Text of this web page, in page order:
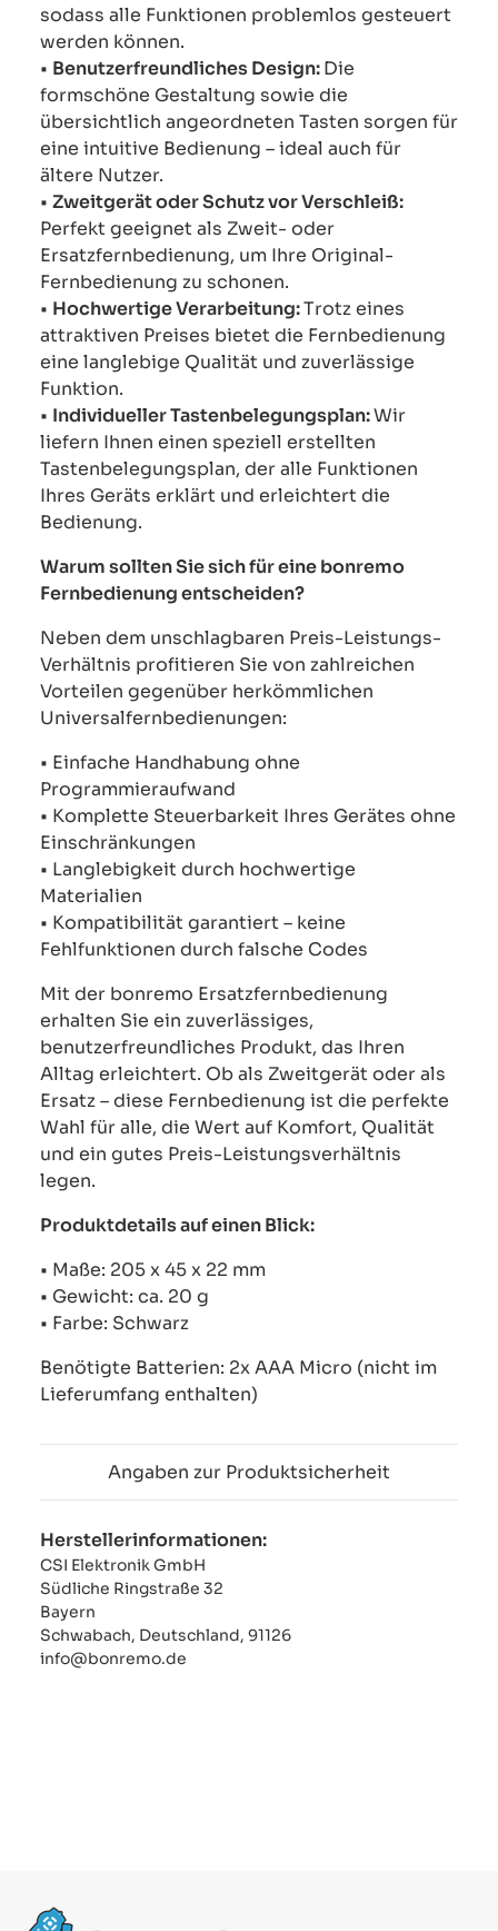
sodass alle Funktionen problemlos gesteuert
werden können.
• Benutzerfreundliches Design:Die
formschöne Gestaltung sowie die
übersichtlich angeordneten Tasten sorgen für
eine intuitive Bedienung – ideal auch für
ältere Nutzer.
• Zweitgerät oder Schutz vor Verschleiß:
Perfekt geeignet als Zweit- oder
Ersatzfernbedienung, um Ihre Original-
Fernbedienung zu schonen.
• Hochwertige Verarbeitung:Trotz eines
attraktiven Preises bietet die Fernbedienung
eine langlebige Qualität und zuverlässige
Funktion.
• Individueller Tastenbelegungsplan:Wir
liefern Ihnen einen speziell erstellten
Tastenbelegungsplan, der alle Funktionen
Ihres Geräts erklärt und erleichtert die
Bedienung.
Warum sollten Sie sich für eine bonremo
Fernbedienung entscheiden?
Neben dem unschlagbaren Preis-Leistungs-
Verhältnis profitieren Sie von zahlreichen
Vorteilen gegenüber herkömmlichen
Universalfernbedienungen:
• Einfache Handhabung ohne
Programmieraufwand
• Komplette Steuerbarkeit Ihres Gerätes ohne
Einschränkungen
• Langlebigkeit durch hochwertige
Materialien
• Kompatibilität garantiert – keine
Fehlfunktionen durch falsche Codes
Mit der bonremo Ersatzfernbedienung
erhalten Sie ein zuverlässiges,
benutzerfreundliches Produkt, das Ihren
Alltag erleichtert. Ob als Zweitgerät oder als
Ersatz – diese Fernbedienung ist die perfekte
Wahl für alle, die Wert auf Komfort, Qualität
und ein gutes Preis-Leistungsverhältnis
legen.
Produktdetails auf einen Blick:
• Maße: 205 x 45 x 22 mm
• Gewicht: ca. 20 g
• Farbe: Schwarz
Benötigte Batterien: 2x AAA Micro (nicht im
Lieferumfang enthalten)
Angaben zur Produktsicherheit
Herstellerinformationen:
CSI Elektronik GmbH
Südliche Ringstraße 32
Bayern
Schwabach, Deutschland, 91126
info@bonremo.de